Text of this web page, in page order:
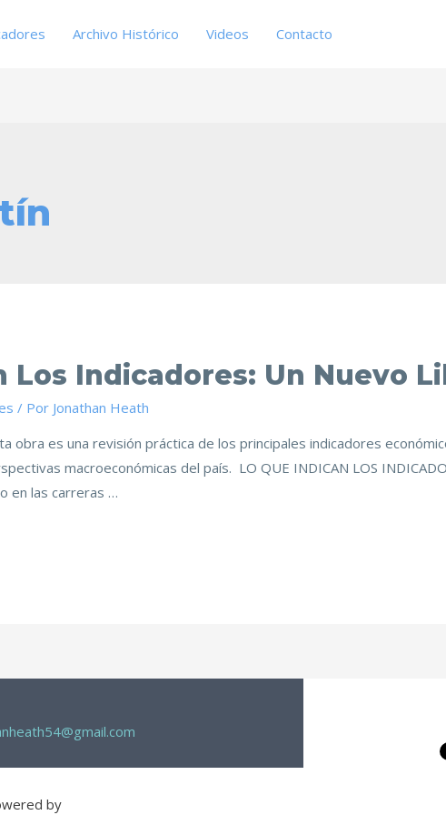
Archivo Histórico Videos Contacto
Los Indicadores: Un Nuevo
/ Por Jonathan Heath
obra es una revisión práctica de los principales indicadores
macroeconómicas del país. LO QUE INDICAN LOS
en las carreras …
by